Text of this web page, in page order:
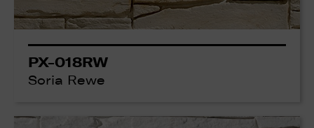
PX-018RW
Soria Rewe